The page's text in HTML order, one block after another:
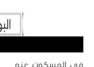
في المسكوت عنه